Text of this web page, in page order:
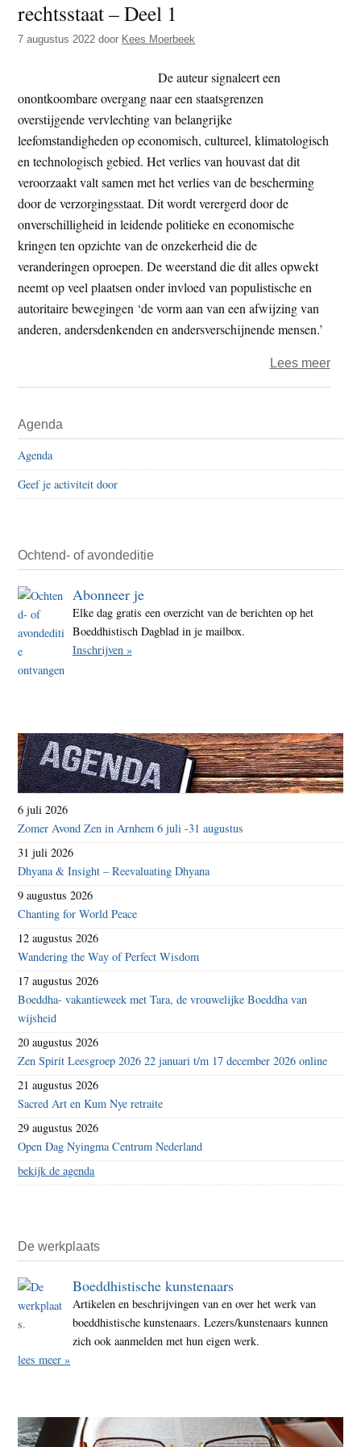
t
e
e
s
e
rechtsstaat – Deel 1
7 augustus 2022 door Kees Moerbeek
De auteur signaleert een
onontkoombare overgang naar een staatsgrenzen
overstijgende vervlechting van belangrijke
leefomstandigheden op economisch, cultureel, klimatologisch
en technologisch gebied. Het verlies van houvast dat dit
veroorzaakt valt samen met het verlies van de bescherming
door de verzorgingsstaat. Dit wordt verergerd door de
onverschilligheid in leidende politieke en economische
kringen ten opzichte van de onzekerheid die de
veranderingen oproepen. De weerstand die dit alles opwekt
neemt op veel plaatsen onder invloed van populistische en
autoritaire bewegingen ‘de vorm aan van een afwijzing van
anderen, andersdenkenden en andersverschijnende mensen.’
Lees meerover
Sidebar
Agenda
Agenda
Geef je activiteit door
Ochtend- of avondeditie
Abonneer je
Elke dag gratis een overzicht van de berichten op het
Boeddhistisch Dagblad in je mailbox.
Inschrijven »
6 juli 2026
Zomer Avond Zen in Arnhem 6 juli -31 augustus
31 juli 2026
Dhyana & Insight – Reevaluating Dhyana
9 augustus 2026
Chanting for World Peace
12 augustus 2026
Wandering the Way of Perfect Wisdom
17 augustus 2026
Boeddha- vakantieweek met Tara, de vrouwelijke Boeddha van
wijsheid
20 augustus 2026
Zen Spirit Leesgroep 2026 22 januari t/m 17 december 2026 online
21 augustus 2026
Sacred Art en Kum Nye retraite
29 augustus 2026
Open Dag Nyingma Centrum Nederland
bekijk de agenda
De werkplaats
Boeddhistische kunstenaars
Artikelen en beschrijvingen van en over het werk van
boeddhistische kunstenaars. Lezers/kunstenaars kunnen
zich ook aanmelden met hun eigen werk.
lees meer »